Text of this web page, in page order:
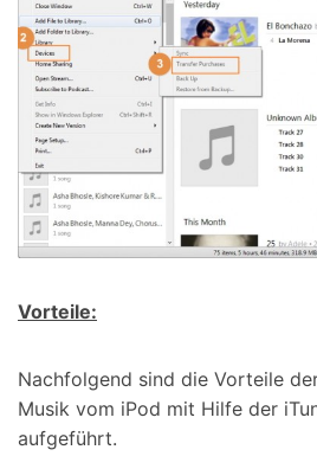
Vorteile:
Nachfolgend sind die Vorteile
Musik vom iPod mit Hilfe der
aufgeführt.